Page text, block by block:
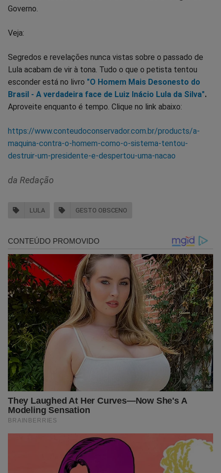
Governo.
Veja:
Segredos e revelações nunca vistas sobre o passado de
Lula acabam de vir à tona. Tudo o que o petista tentou
esconder está no livro "O Homem Mais Desonesto do
Brasil - A verdadeira face de Luiz Inácio Lula da Silva".
Aproveite enquanto é tempo. Clique no link abaixo:
https://www.conteudoconservador.com.br/products/a-
maquina-contra-o-homem-como-o-sistema-tentou-
destruir-um-presidente-e-despertou-uma-nacao
da Redação
LULA GESTO OBSCENO